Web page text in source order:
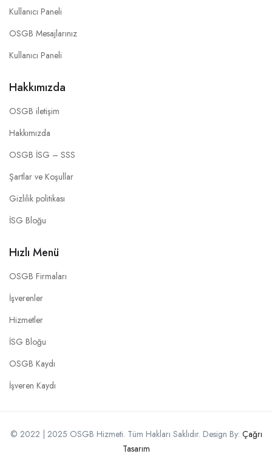
Kullanıcı Paneli
OSGB Mesajlarınız
Kullanıcı Paneli
Hakkımızda
OSGB iletişim
Hakkımızda
OSGB İSG – SSS
Şartlar ve Koşullar
Gizlilik politikası
İSG Bloğu
Hızlı Menü
OSGB Firmaları
İşverenler
Hizmetler
İSG Bloğu
OSGB Kaydı
İşveren Kaydı
© 2022 | 2025 OSGB Hizmeti. Tüm Hakları Saklıdır. Design By: Çağrı
Tasarım